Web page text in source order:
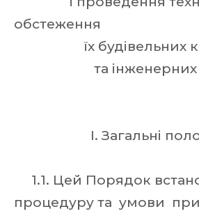
обстеження
їх будівельних
та інженерних
I. Загальні
1.1. Цей Порядок
процедуру та умови